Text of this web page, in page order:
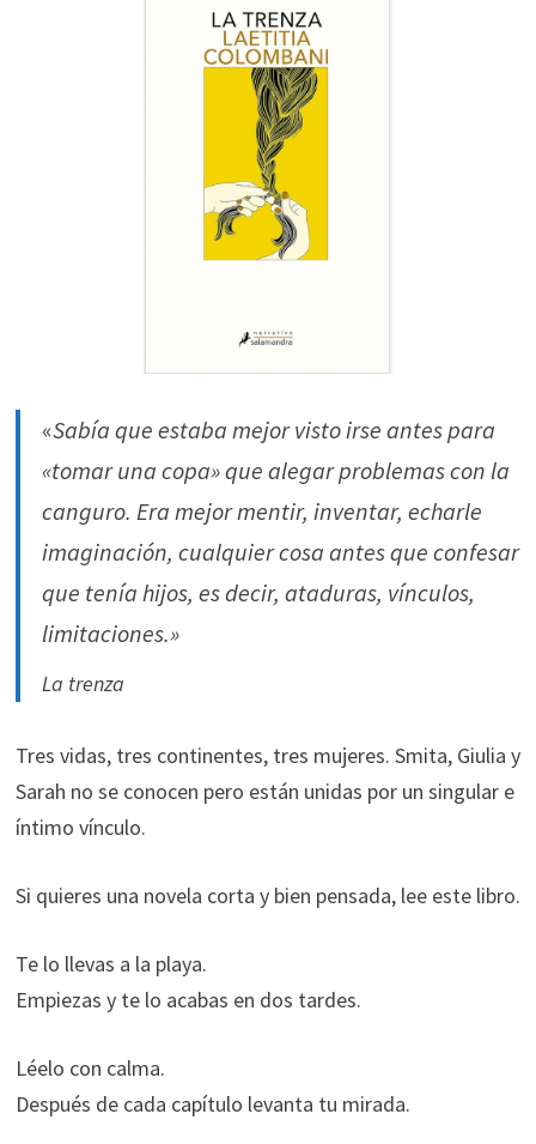
«Sabía que estaba mejor visto irse antes para
«tomar una copa» que alegar problemas con la
canguro. Era mejor mentir, inventar, echarle
imaginación, cualquier cosa antes que confesar
que tenía hijos, es decir, ataduras, vínculos,
limitaciones.»
La trenza
Tres vidas, tres continentes, tres mujeres. Smita, Giulia y
Sarah no se conocen pero están unidas por un singular e
íntimo vínculo.
Si quieres una novela corta y bien pensada, lee este libro.
Te lo llevas a la playa.
Empiezas y te lo acabas en dos tardes.
Léelo con calma.
Después de cada capítulo levanta tu mirada.